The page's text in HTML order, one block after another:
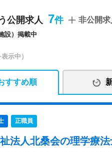
ービスセンター ・居宅介護支
・軽費老人ホーム ケアハウス
しゅうざん ・地域密着型介護
所介護事業 しゅうざんデイ
いる法人です。 ■「共に生き
り尊重したユニットケアを実
たりとした時間を過ごしてい
■高齢者総合福祉施設 美山
所）
利用者の方の「共に生きる」
す。 ・高齢者総合福祉施設豊
しゅうざん ・京都市放課後児
公開求人 7
設）掲載中
非公開求
示中）
すすめ順
正職員
法人北桑会の理学療